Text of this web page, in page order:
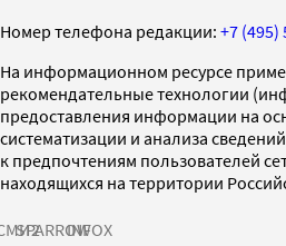
Номер телефона редакции: +7 (495)
На информационном ресурсе
рекомендательные технологии
предоставления информации на
систематизации и анализа
к предпочтениям пользователей
находящихся на территории
SPARROWINFOX